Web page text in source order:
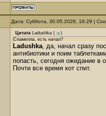
Дата: Суббота, 30.05.2026, 16:29 |
Цитата Ladushkа (
)
Спамелла, есть начал?
Ladushkа, да, начал сразу
антибиотики и поим
попасть, сегодня ожидание в
Почти все время кот спит.